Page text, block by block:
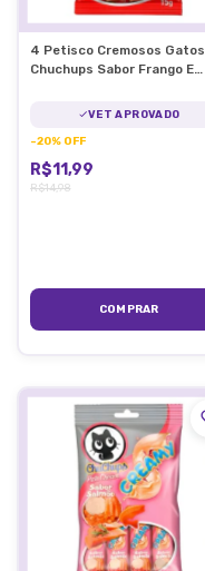
4 Petisco Cremosos Gatos
Chuchups Sabor Frango E
VET APROVADO
-20% OFF
R$11,99
R$14,98